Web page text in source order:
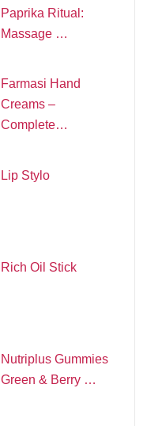
Paprika Ritual:
Massage …
Farmasi Hand
Creams –
Complete…
Lip Stylo
Rich Oil Stick
Nutriplus Gummies
Green & Berry …